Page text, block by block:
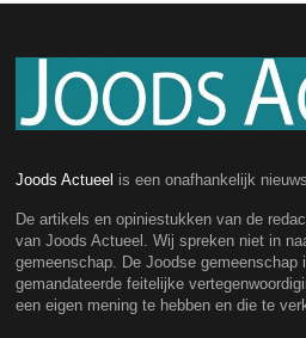
Joods Actueel is een onafhankelijk
De artikels en opiniestukken van de
van Joods Actueel. Wij spreken niet in
gemeenschap. De Joodse gemeenschap
gemandateerde feitelijke
een eigen mening te hebben en die te